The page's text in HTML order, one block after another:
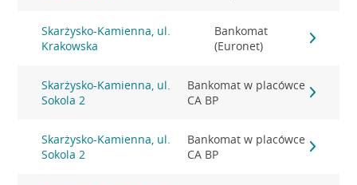
Skarżysko-Kamienna, ul.
Krakowska
Bankomat
(Euronet)
Skarżysko-Kamienna, ul.
Sokola 2
Bankomat w placówce
CA BP
Skarżysko-Kamienna, ul.
Sokola 2
Bankomat w placówce
CA BP